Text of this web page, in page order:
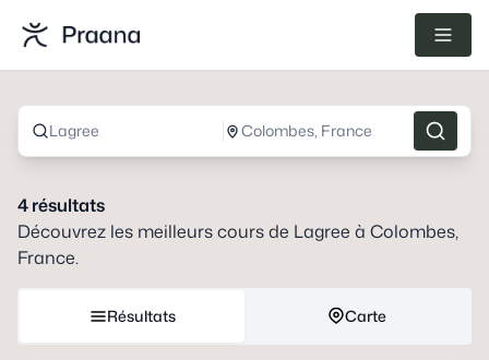
Lagree Colombes, France
4résultats
Découvrez les meilleurs cours de Lagree à Colombes,
France.
Résultats Carte